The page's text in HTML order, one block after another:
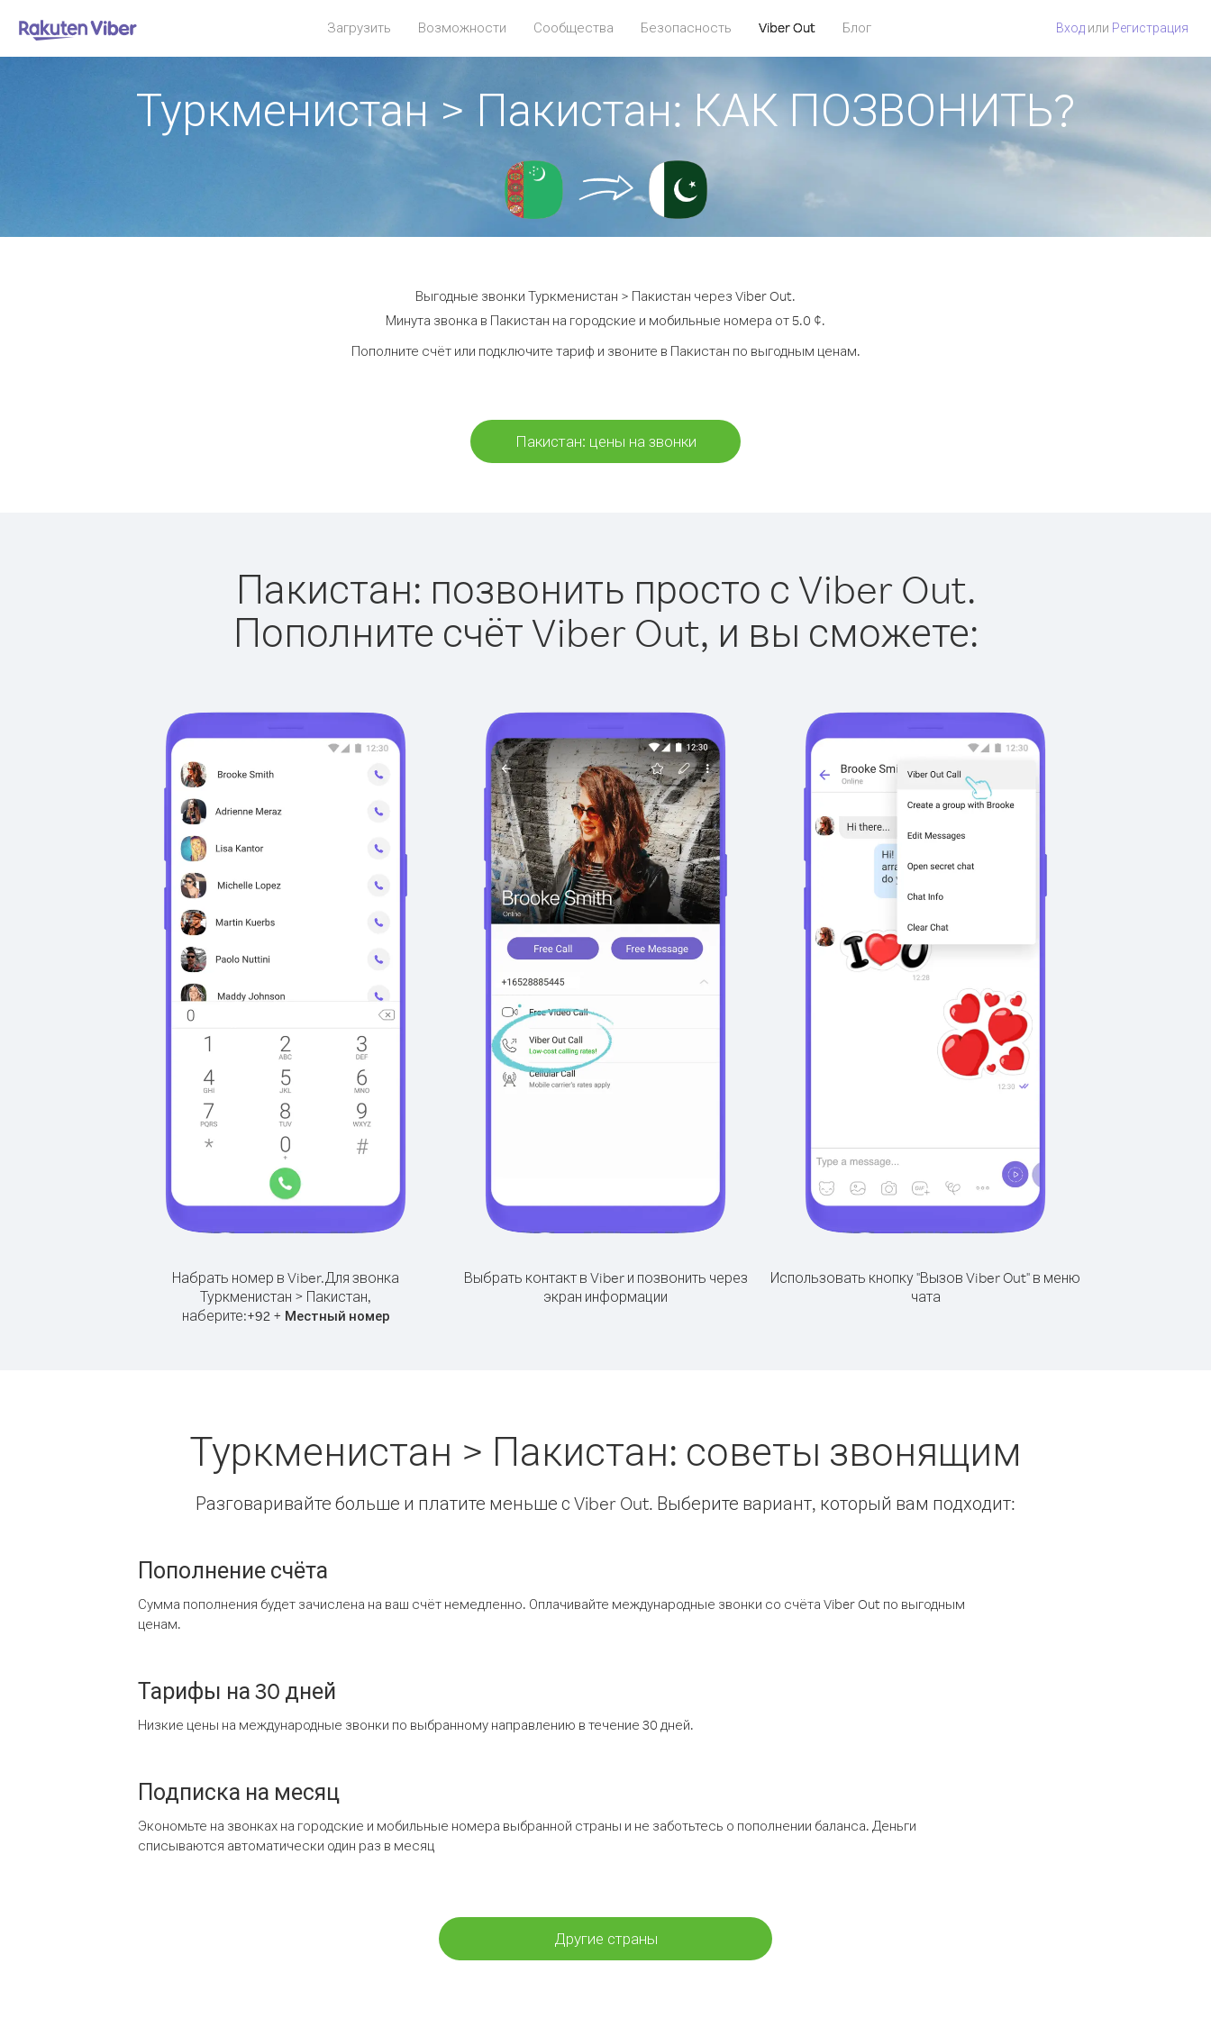
Загрузить Возможности Сообщества Безопасность Viber Out Блог Вход или Регистрация
Туркменистан > Пакистан: КАК ПОЗВОНИТЬ?
Выгодные звонки Туркменистан > Пакистан через Viber Out.
Минута звонка в Пакистан на городские и мобильные номера от 5.0 ¢.
Пополните счёт или подключите тариф и звоните в Пакистан по выгодным ценам.
Пакистан: цены на звонки
Пакистан: позвонить просто с Viber Out.
Пополните счёт Viber Out, и вы сможете:
Набрать номер в Viber.Для звонка
Туркменистан > Пакистан,
наберите:+92+ Местный номер
Выбрать контакт в Viber и позвонить через
экран информации
Использовать кнопку "Вызов Viber Out" в меню
чата
Туркменистан > Пакистан: советы звонящим
Разговаривайте больше и платите меньше с Viber Out. Выберите вариант, который вам подходит:
Пополнение счёта
Сумма пополнения будет зачислена на ваш счёт немедленно. Оплачивайте международные звонки со счёта Viber Out по выгодным
ценам.
Тарифы на 30 дней
Низкие цены на международные звонки по выбранному направлению в течение 30 дней.
Подписка на месяц
Экономьте на звонках на городские и мобильные номера выбранной страны и не заботьтесь о пополнении баланса. Деньги
списываются автоматически один раз в месяц
Другие страны